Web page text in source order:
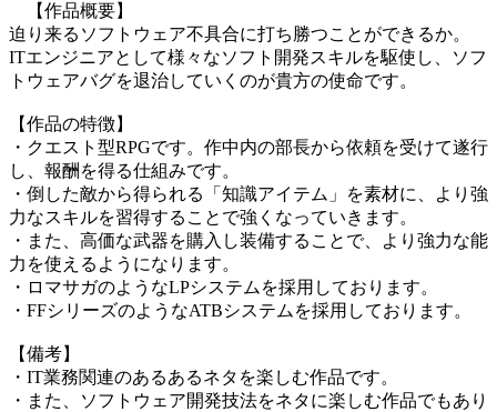
【作品概要】
迫り来るソフトウェア不具合に打ち勝つことができるか。
ITエンジニアとして様々なソフト開発スキルを駆使し、ソフ
トウェアバグを退治していくのが貴方の使命です。
【作品の特徴】
・クエスト型RPGです。作中内の部長から依頼を受けて遂行
し、報酬を得る仕組みです。
・倒した敵から得られる「知識アイテム」を素材に、より強
力なスキルを習得することで強くなっていきます。
・また、高価な武器を購入し装備することで、より強力な能
力を使えるようになります。
・ロマサガのようなLPシステムを採用しております。
・FFシリーズのようなATBシステムを採用しております。
【備考】
・IT業務関連のあるあるネタを楽しむ作品です。
・また、ソフトウェア開発技法をネタに楽しむ作品でもあり